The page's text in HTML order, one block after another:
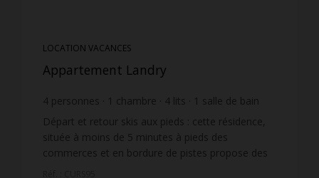
LOCATION VACANCES
Appartement Landry
4 personnes 1 chambre 4 lits 1 salle de bain
Départ et retour skis aux pieds : cette résidence,
située à moins de 5 minutes à pieds des
commerces et en bordure de pistes propose des